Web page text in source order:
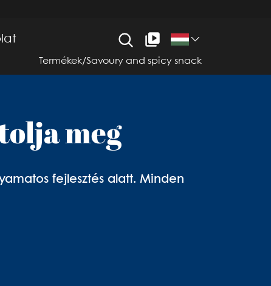
Termékek/Savoury and spicy snack
meg
fejlesztés alatt. Minden